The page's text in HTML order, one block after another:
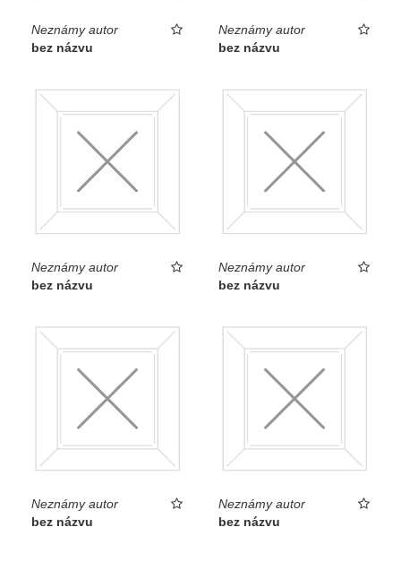
Neznámy autor
bez názvu
Neznámy autor
bez názvu
Neznámy autor
bez názvu
Neznámy autor
bez názvu
Neznámy autor
bez názvu
Neznámy autor
bez názvu